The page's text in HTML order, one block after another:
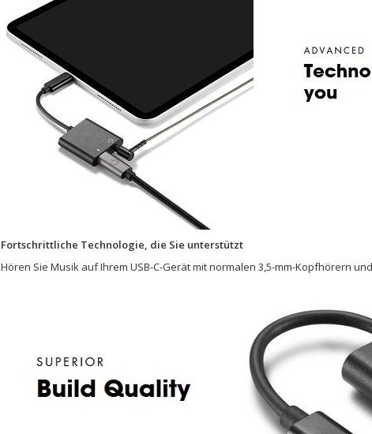
Fortschrittliche Technologie, die Sie unterstützt
Hören Sie Musik auf Ihrem USB-C-Gerät mit normalen 3,5-mm-Kopfhörern